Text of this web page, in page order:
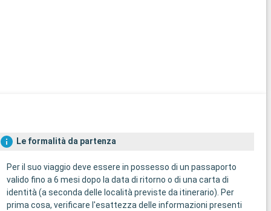
Le formalità da partenza
Per il suo viaggio deve essere in possesso di un passaporto
valido fino a 6 mesi dopo la data di ritorno o di una carta di
identità (a seconda delle località previste da itinerario). Per
prima cosa, verificare l'esattezza delle informazioni presenti